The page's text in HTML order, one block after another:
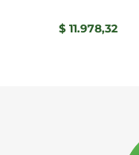
$ 11.978,32